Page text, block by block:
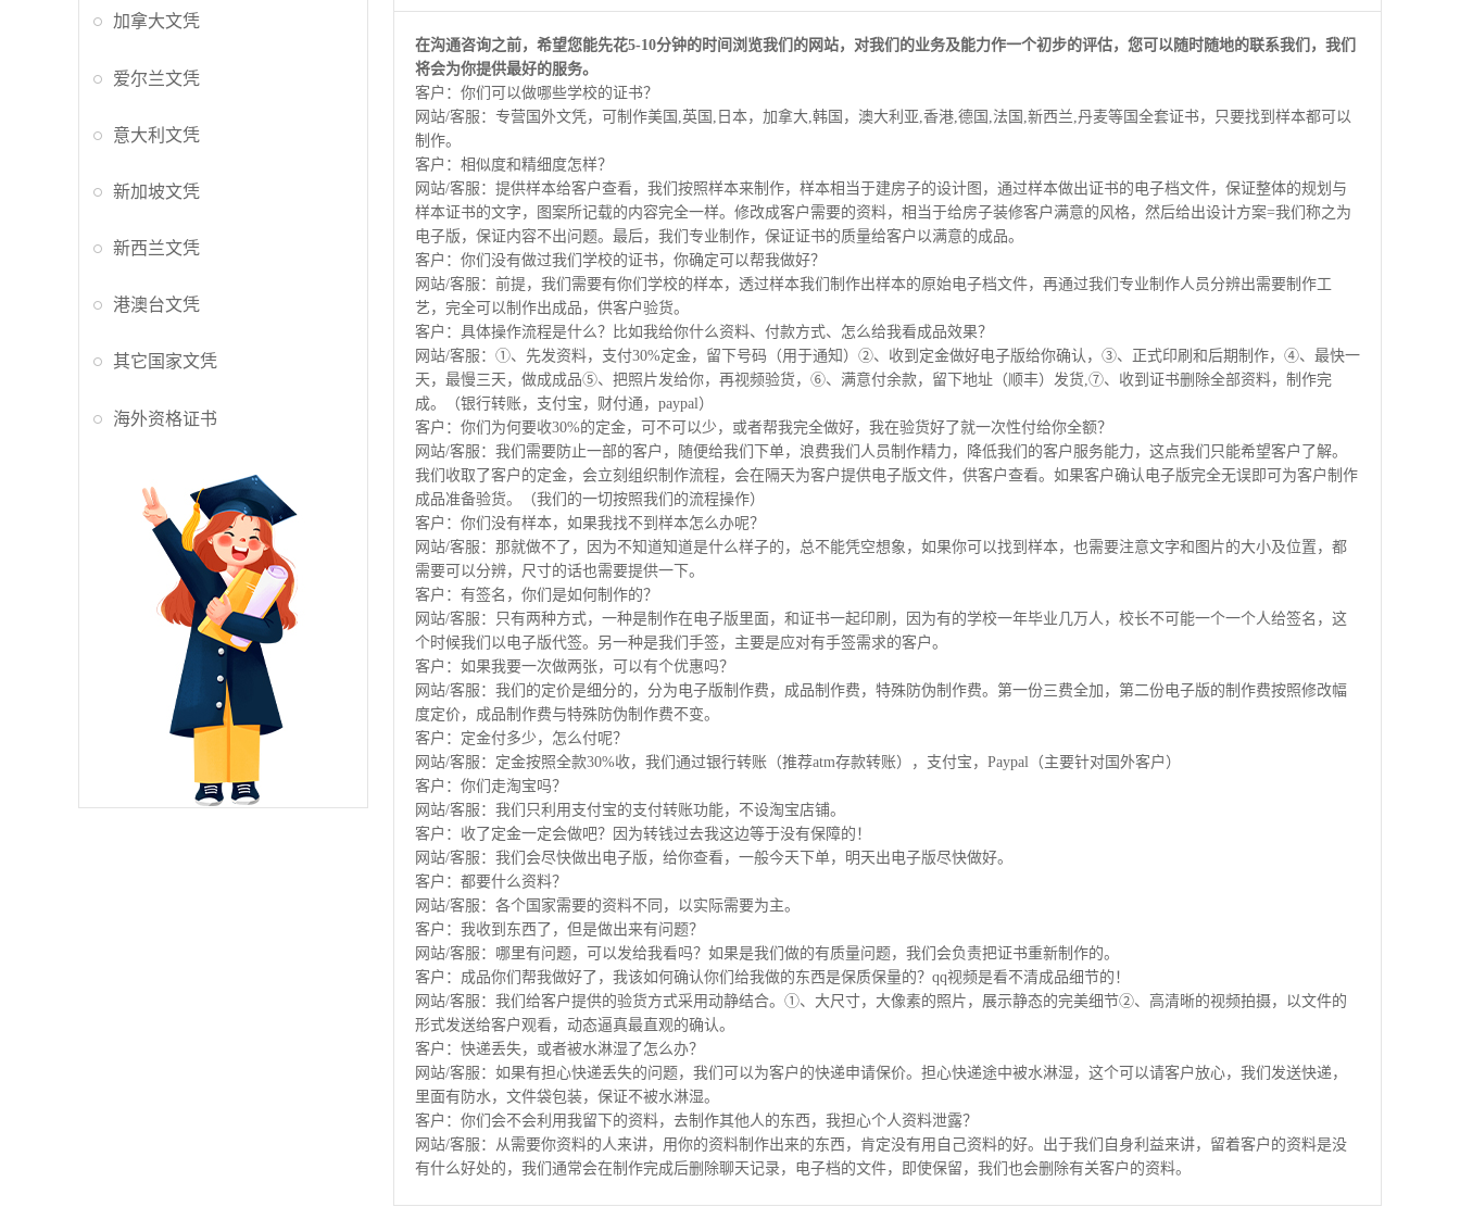
加拿大文凭
爱尔兰文凭
意大利文凭
新加坡文凭
新西兰文凭
港澳台文凭
其它国家文凭
海外资格证书
在沟通咨询之前，希望您能先花5-10分钟的时间浏览我们的网站，对我们的业务及能力作一个初步的评估，您可以随时随地的联系我们，我们
将会为你提供最好的服务。
客户：你们可以做哪些学校的证书？
网站/客服：专营国外文凭，可制作美国,英国,日本，加拿大,韩国，澳大利亚,香港,德国,法国,新西兰,丹麦等国全套证书，只要找到样本都可以
制作。
客户：相似度和精细度怎样？
网站/客服：提供样本给客户查看，我们按照样本来制作，样本相当于建房子的设计图，通过样本做出证书的电子档文件，保证整体的规划与
样本证书的文字，图案所记载的内容完全一样。修改成客户需要的资料，相当于给房子装修客户满意的风格，然后给出设计方案=我们称之为
电子版，保证内容不出问题。最后，我们专业制作，保证证书的质量给客户以满意的成品。
客户：你们没有做过我们学校的证书，你确定可以帮我做好？
网站/客服：前提，我们需要有你们学校的样本，透过样本我们制作出样本的原始电子档文件，再通过我们专业制作人员分辨出需要制作工
艺，完全可以制作出成品，供客户验货。
客户：具体操作流程是什么？比如我给你什么资料、付款方式、怎么给我看成品效果？
网站/客服：①、先发资料，支付30%定金，留下号码（用于通知）②、收到定金做好电子版给你确认，③、正式印刷和后期制作，④、最快一
天，最慢三天，做成成品⑤、把照片发给你，再视频验货，⑥、满意付余款，留下地址（顺丰）发货,⑦、收到证书删除全部资料，制作完
成。（银行转账，支付宝，财付通，paypal）
客户：你们为何要收30%的定金，可不可以少，或者帮我完全做好，我在验货好了就一次性付给你全额？
网站/客服：我们需要防止一部的客户，随便给我们下单，浪费我们人员制作精力，降低我们的客户服务能力，这点我们只能希望客户了解。
我们收取了客户的定金，会立刻组织制作流程，会在隔天为客户提供电子版文件，供客户查看。如果客户确认电子版完全无误即可为客户制作
成品准备验货。（我们的一切按照我们的流程操作）
客户：你们没有样本，如果我找不到样本怎么办呢？
网站/客服：那就做不了，因为不知道知道是什么样子的，总不能凭空想象，如果你可以找到样本，也需要注意文字和图片的大小及位置，都
需要可以分辨，尺寸的话也需要提供一下。
客户：有签名，你们是如何制作的？
网站/客服：只有两种方式，一种是制作在电子版里面，和证书一起印刷，因为有的学校一年毕业几万人，校长不可能一个一个人给签名，这
个时候我们以电子版代签。另一种是我们手签，主要是应对有手签需求的客户。
客户：如果我要一次做两张，可以有个优惠吗？
网站/客服：我们的定价是细分的，分为电子版制作费，成品制作费，特殊防伪制作费。第一份三费全加，第二份电子版的制作费按照修改幅
度定价，成品制作费与特殊防伪制作费不变。
客户：定金付多少，怎么付呢？
网站/客服：定金按照全款30%收，我们通过银行转账（推荐atm存款转账），支付宝，Paypal（主要针对国外客户）
客户：你们走淘宝吗？
网站/客服：我们只利用支付宝的支付转账功能，不设淘宝店铺。
客户：收了定金一定会做吧？因为转钱过去我这边等于没有保障的！
网站/客服：我们会尽快做出电子版，给你查看，一般今天下单，明天出电子版尽快做好。
客户：都要什么资料？
网站/客服：各个国家需要的资料不同，以实际需要为主。
客户：我收到东西了，但是做出来有问题？
网站/客服：哪里有问题，可以发给我看吗？如果是我们做的有质量问题，我们会负责把证书重新制作的。
客户：成品你们帮我做好了，我该如何确认你们给我做的东西是保质保量的？qq视频是看不清成品细节的！
网站/客服：我们给客户提供的验货方式采用动静结合。①、大尺寸，大像素的照片，展示静态的完美细节②、高清晰的视频拍摄，以文件的
形式发送给客户观看，动态逼真最直观的确认。
客户：快递丢失，或者被水淋湿了怎么办？
网站/客服：如果有担心快递丢失的问题，我们可以为客户的快递申请保价。担心快递途中被水淋湿，这个可以请客户放心，我们发送快递，
里面有防水，文件袋包装，保证不被水淋湿。
客户：你们会不会利用我留下的资料，去制作其他人的东西，我担心个人资料泄露？
网站/客服：从需要你资料的人来讲，用你的资料制作出来的东西，肯定没有用自己资料的好。出于我们自身利益来讲，留着客户的资料是没
有什么好处的，我们通常会在制作完成后删除聊天记录，电子档的文件，即使保留，我们也会删除有关客户的资料。